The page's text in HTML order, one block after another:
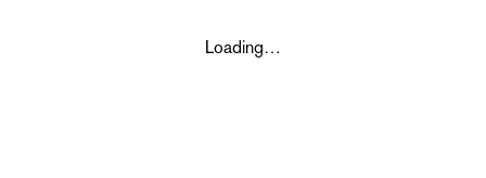
Loading…